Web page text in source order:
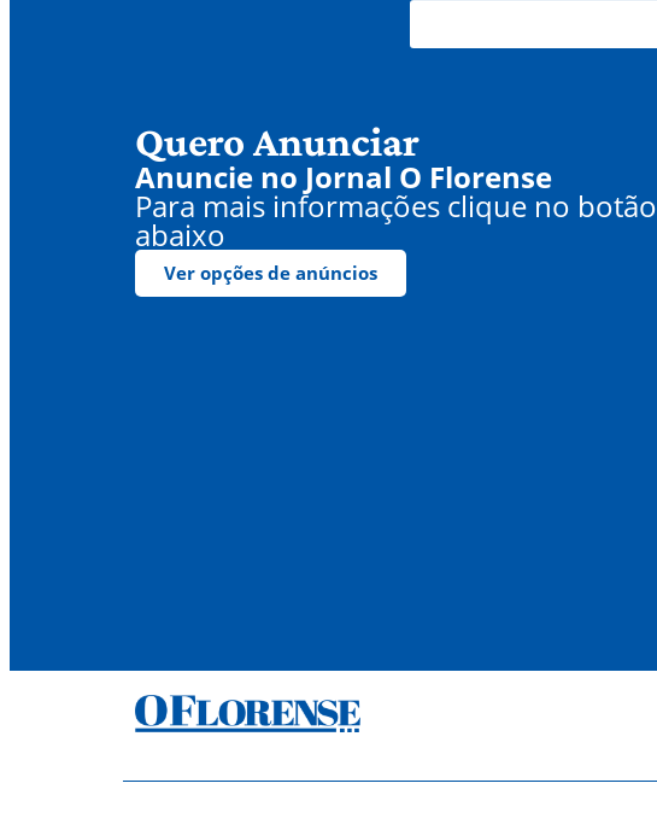
Quero Anunciar
Anuncie no Jornal O Florense
Para mais informações clique no botão
abaixo
Ver opções de anúncios